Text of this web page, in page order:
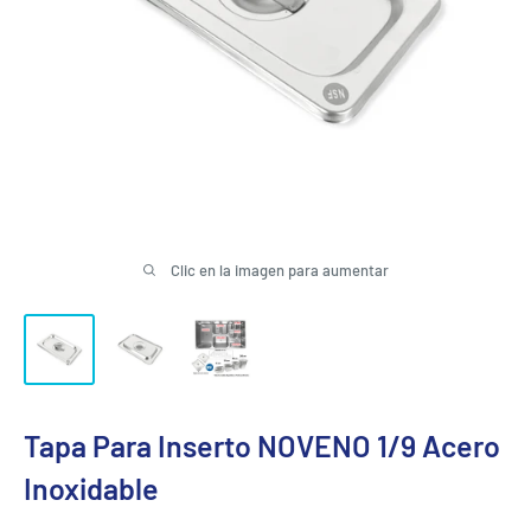
Clic en la imagen para aumentar
Tapa Para Inserto NOVENO 1/9 Acero
Inoxidable